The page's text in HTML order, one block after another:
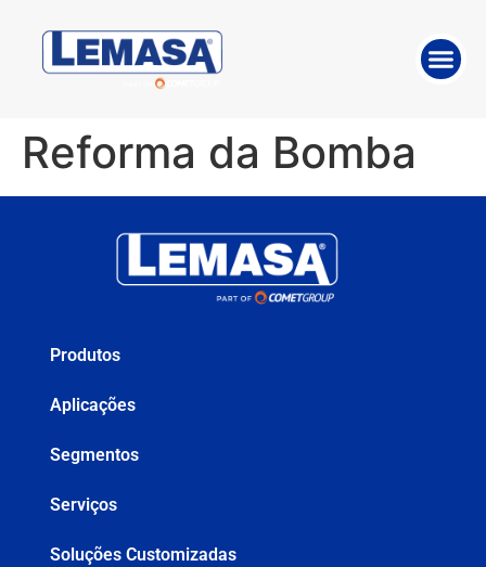
Reforma da Bomba
Produtos
Aplicações
Segmentos
Serviços
Soluções Customizadas